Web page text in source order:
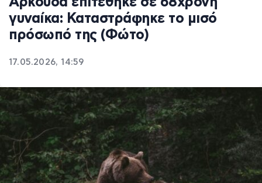
γυναίκα: Καταστράφηκε το μισό
πρόσωπό της (Φώτο)
17.05.2026, 14:59